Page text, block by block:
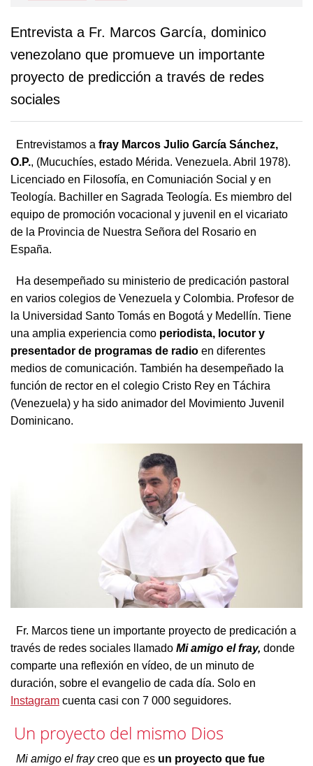
Entrevista a Fr. Marcos García, dominico
venezolano que promueve un importante
proyecto de predicción a través de redes
sociales
Entrevistamos a fray Marcos Julio García Sánchez,
O.P., (Mucuchíes, estado Mérida. Venezuela. Abril 1978).
Licenciado en Filosofía, en Comuniación Social y en
Teología. Bachiller en Sagrada Teología. Es miembro del
equipo de promoción vocacional y juvenil en el vicariato
de la Provincia de Nuestra Señora del Rosario en
España.
Ha desempeñado su ministerio de predicación pastoral
en varios colegios de Venezuela y Colombia. Profesor de
la Universidad Santo Tomás en Bogotá y Medellín. Tiene
una amplia experiencia como periodista, locutor y
presentador de programas de radio en diferentes
medios de comunicación. También ha desempeñado la
función de rector en el colegio Cristo Rey en Táchira
(Venezuela) y ha sido animador del Movimiento Juvenil
Dominicano.
Fr. Marcos tiene un importante proyecto de predicación a
través de redes sociales llamado Mi amigo el fray, donde
comparte una reflexión en vídeo, de un minuto de
duración, sobre el evangelio de cada día. Solo en
Instagram cuenta casi con 7 000 seguidores.
Un proyecto del mismo Dios
Mi amigo el fraycreo que es un proyecto que fue